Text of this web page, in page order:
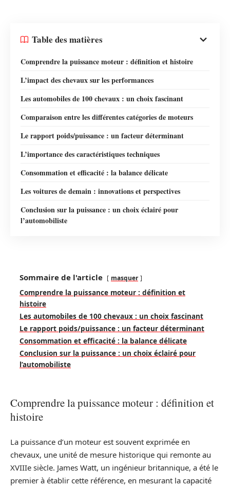
Table des matières
Comprendre la puissance moteur : définition et histoire
L’impact des chevaux sur les performances
Les automobiles de 100 chevaux : un choix fascinant
Comparaison entre les différentes catégories de moteurs
Le rapport poids/puissance : un facteur déterminant
L’importance des caractéristiques techniques
Consommation et efficacité : la balance délicate
Les voitures de demain : innovations et perspectives
Conclusion sur la puissance : un choix éclairé pour
l’automobiliste
Sommaire de l'article masquer
Comprendre la puissance moteur : définition et
histoire
Les automobiles de 100 chevaux : un choix fascinant
Le rapport poids/puissance : un facteur déterminant
Consommation et efficacité : la balance délicate
Conclusion sur la puissance : un choix éclairé pour
l’automobiliste
Comprendre la puissance moteur : définition et
histoire
La puissance d’un moteur est souvent exprimée en
chevaux, une unité de mesure historique qui remonte au
XVIIIe siècle. James Watt, un ingénieur britannique, a été le
premier à établir cette référence, en mesurant la capacité